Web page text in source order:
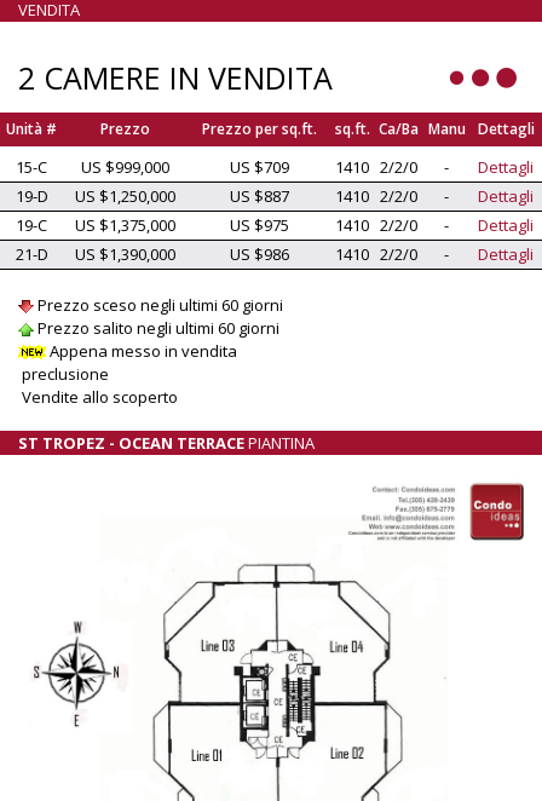
VENDITA
2 CAMERE IN VENDITA
Unità # Prezzo Prezzo per sq.ft. sq.ft. Ca/Ba Manu Dettagli
15-C US $999,000 US $709 1410 2/2/0 -
Dettagli
19-D
US $1,250,000 US $887 1410 2/2/0 -
Dettagli
19-C
US $1,375,000 US $975 1410 2/2/0 -
Dettagli
21-D
US $1,390,000 US $986 1410 2/2/0 - Dettagli
Prezzo sceso negli ultimi 60 giorni
Prezzo salito negli ultimi 60 giorni
Appena messo in vendita
preclusione
Vendite allo scoperto
ST TROPEZ - OCEAN TERRACEPIANTINA